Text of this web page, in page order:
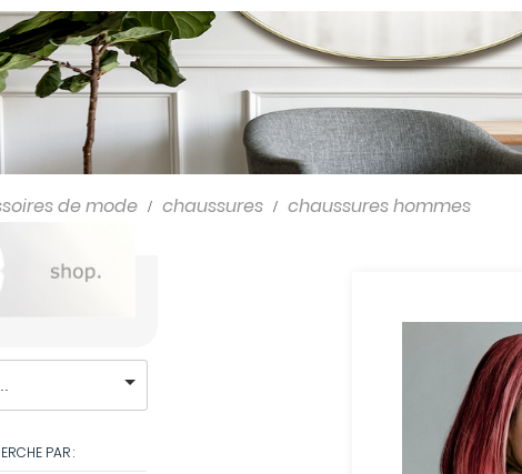
produits cheveux
Coiffants
Packs produits cheveux
Produits colorants
Shampooings
de mode chaussures chaussures hommes
PAR :